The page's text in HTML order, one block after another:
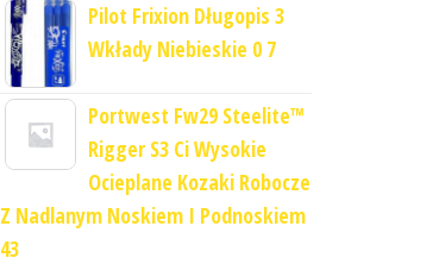
Pilot Frixion Długopis 3
Wkłady Niebieskie 0 7
Portwest Fw29 Steelite™
Rigger S3 Ci Wysokie
Ocieplane Kozaki Robocze
Z Nadlanym Noskiem I Podnoskiem
43